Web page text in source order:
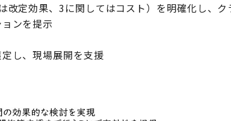
改定効果、3に関してはコスト）を明確化し、
ンを提示
し、現場展開を支援